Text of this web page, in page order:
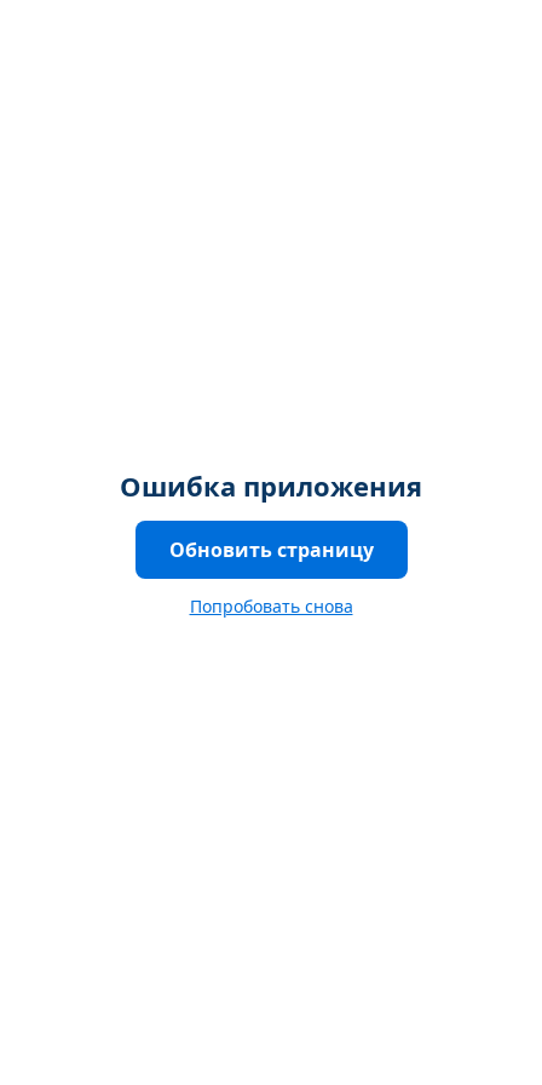
Ошибка приложения
Обновить страницу
Попробовать снова